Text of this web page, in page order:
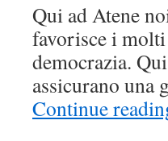
Qui ad Atene
favorisce i
democrazia.
assicurano
Continue